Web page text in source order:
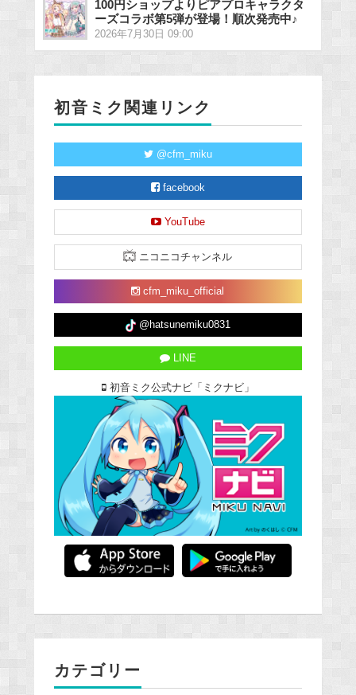
100円ショップよりピアプロキャラクタ
ーズコラボ第5弾が登場！順次発売中♪
2026年7月30日 09:00
初音ミク関連リンク
@cfm_miku
facebook
YouTube
ニコニコチャンネル
cfm_miku_official
@hatsunemiku0831
LINE
初音ミク公式ナビ「ミクナビ」
カテゴリー